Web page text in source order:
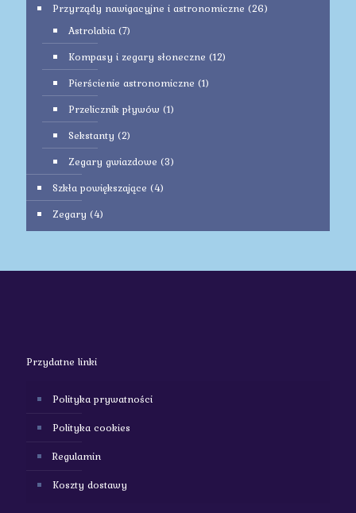
Przyrządy nawigacyjne i astronomiczne (26)
Astrolabia (7)
Kompasy i zegary słoneczne (12)
Pierścienie astronomiczne (1)
Przelicznik pływów (1)
Sekstanty (2)
Zegary gwiazdowe (3)
Szkła powiększające (4)
Zegary (4)
Przydatne linki
Polityka prywatności
Polityka cookies
Regulamin
Koszty dostawy